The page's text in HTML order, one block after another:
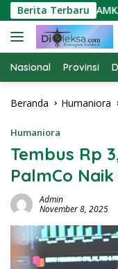
Langsung
ke
konten
Berita Terbaru
TANAMKAN
Nasional Provinsi
Beranda Humaniora
Humaniora
Tembus Rp
PalmCo
Admin
November 8, 2025